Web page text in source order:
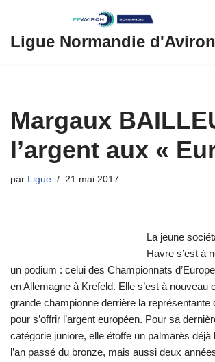
Aller
Ligue Normandie d'Aviron
Margaux
l’argent aux «
par Ligue 21 mai 2017
La jeune
Havre s’est à
un podium : celui des Championnats
en Allemagne à Krefeld. Elle s’est à nouveau
grande championne derrière la représentante
pour s’offrir l’argent européen. Pour sa
catégorie juniore, elle étoffe un palmarès déjà
l’an passé du bronze, mais aussi deux